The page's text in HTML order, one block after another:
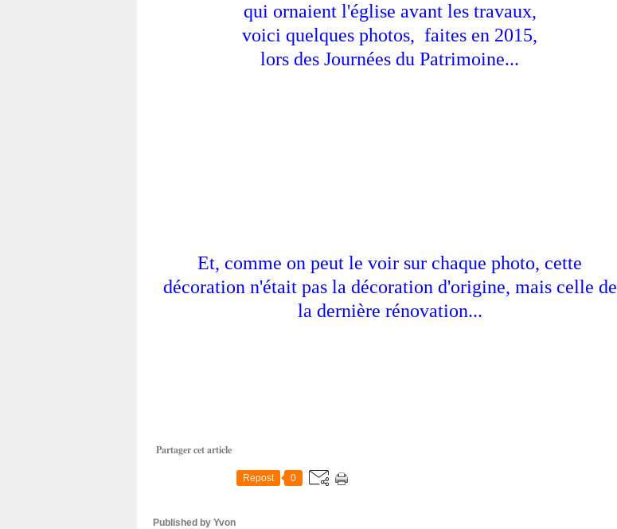
qui ornaient l'église avant les travaux,
voici quelques photos, faites en 2015,
lors des Journées du Patrimoine...
Et, comme on peut le voir sur chaque photo, cette
décoration n'était pas la décoration d'origine, mais celle de
la dernière rénovation...
Partager cet article
Repost 0
Published by Yvon